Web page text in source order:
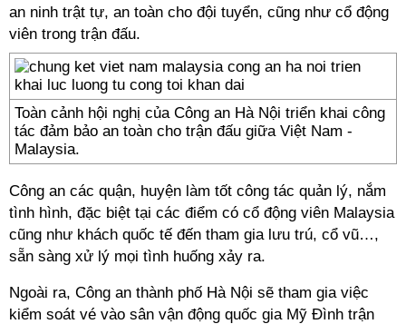
an ninh trật tự, an toàn cho đội tuyển, cũng như cổ động
viên trong trận đấu.
Toàn cảnh hội nghị của Công an Hà Nội triển khai công
tác đảm bảo an toàn cho trận đấu giữa Việt Nam -
Malaysia.
Công an các quận, huyện làm tốt công tác quản lý, nắm
tình hình, đặc biệt tại các điểm có cổ động viên Malaysia
cũng như khách quốc tế đến tham gia lưu trú, cổ vũ…,
sẵn sàng xử lý mọi tình huống xảy ra.
Ngoài ra, Công an thành phố Hà Nội sẽ tham gia việc
kiểm soát vé vào sân vận động quốc gia Mỹ Đình trận